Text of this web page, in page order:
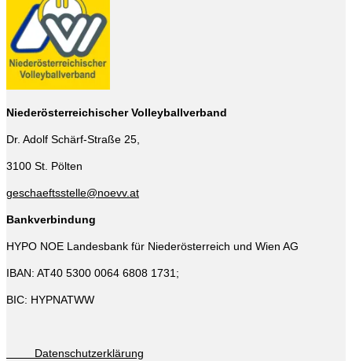
Niederösterreichischer Volleyballverband
Dr. Adolf Schärf-Straße 25,
3100 St. Pölten
geschaeftsstelle@noevv.at
Bankverbindung
HYPO NOE Landesbank für Niederösterreich und Wien AG
IBAN: AT40 5300 0064 6808 1731;
BIC: HYPNATWW
Datenschutzerklärung